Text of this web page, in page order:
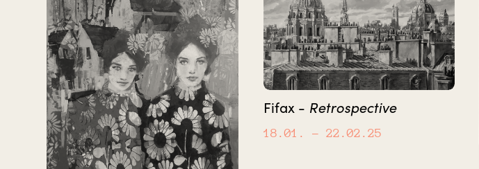
Fifax - Retrospective
18.01. – 22.02.25